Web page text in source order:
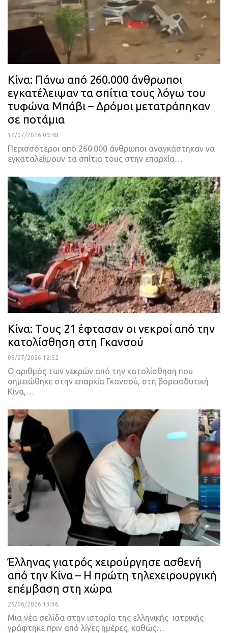
Κίνα: Πάνω από 260.000 άνθρωποι
εγκατέλειψαν τα σπίτια τους λόγω του
τυφώνα Μπάβι – Δρόμοι μετατράπηκαν
σε ποτάμια
14/07/2026 09:48
Περισσότεροι από 260.000 άνθρωποι αναγκάστηκαν να
εγκαταλείψουν τα σπίτια τους στην επαρχία…
Κίνα: Tους 21 έφτασαν οι νεκροί από την
κατολίσθηση στη Γκανσού
08/07/2026 12:52
Ο αριθμός των νεκρών από την κατολίσθηση που
σημειώθηκε στην επαρχία Γκανσού, στη βορειοδυτική
Κίνα,…
Έλληνας γιατρός χειρούργησε ασθενή
από την Κίνα – Η πρώτη τηλεχειρουργική
επέμβαση στη χώρα
25/06/2026 13:36
Μια νέα σελίδα στην ιστορία της ελληνικής ιατρικής
γράφτηκε πριν από λίγες ημέρες, καθώς…